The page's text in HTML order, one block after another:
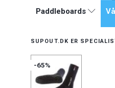
Paddleboards
SUPOUT.DK ER
-65%